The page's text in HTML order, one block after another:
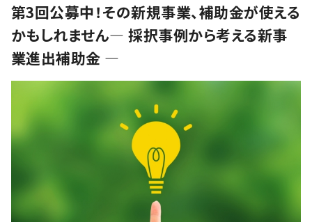
第3回公募中！その新規事業、補助金が使える
かもしれません― 採択事例から考える新事
業進出補助金 ―